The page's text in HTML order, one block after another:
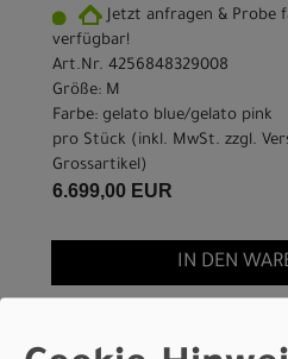
Jetzt anfragen & Probe
verfügbar!
Art.Nr. 4256848329008
Größe: M
Farbe: gelato blue/gelato pink
pro Stück (inkl. MwSt. zzgl.
Grossartikel)
6.699,00 EUR
IN DEN
Scott Addict